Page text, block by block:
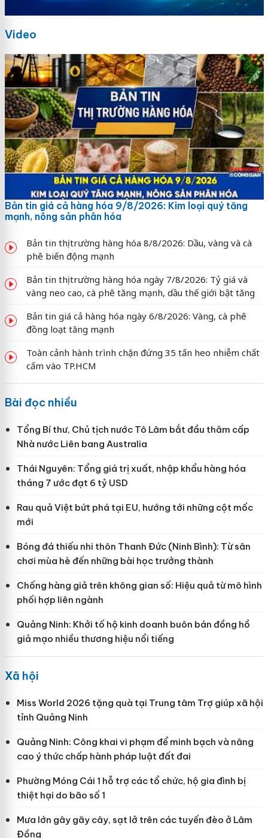
Video
Bản tin giá cả hàng hóa 9/8/2026: Kim loại quý tăng
mạnh, nông sản phân hóa
Bản tin thị trường hàng hóa 8/8/2026: Dầu, vàng và cà
phê biến động mạnh
Bản tin thị trường hàng hóa ngày 7/8/2026: Tỷ giá và
vàng neo cao, cà phê tăng mạnh, dầu thế giới bật tăng
Bản tin giá cả hàng hóa ngày 6/8/2026: Vàng, cà phê
đồng loạt tăng mạnh
Toàn cảnh hành trình chặn đứng 35 tấn heo nhiễm chất
cấm vào TP.HCM
Bài đọc nhiều
Tổng Bí thư, Chủ tịch nước Tô Lâm bắt đầu thăm cấp
Nhà nước Liên bang Australia
Thái Nguyên: Tổng giá trị xuất, nhập khẩu hàng hóa
tháng 7 ước đạt 6 tỷ USD
Rau quả Việt bứt phá tại EU, hướng tới những cột mốc
mới
Bóng đá thiếu nhi thôn Thanh Đức (Ninh Bình): Từ sân
chơi mùa hè đến những bài học trưởng thành
Chống hàng giả trên không gian số: Hiệu quả từ mô hình
phối hợp liên ngành
Quảng Ninh: Khởi tố hộ kinh doanh buôn bán đồng hồ
giả mạo nhiều thương hiệu nổi tiếng
Xã hội
Miss World 2026 tặng quà tại Trung tâm Trợ giúp xã hội
tỉnh Quảng Ninh
Quảng Ninh: Công khai vi phạm để minh bạch và nâng
cao ý thức chấp hành pháp luật đất đai
Phường Móng Cái 1 hỗ trợ các tổ chức, hộ gia đình bị
thiệt hại do bão số 1
Mưa lớn gây gãy cây, sạt lở trên các tuyến đèo ở Lâm
Đồng